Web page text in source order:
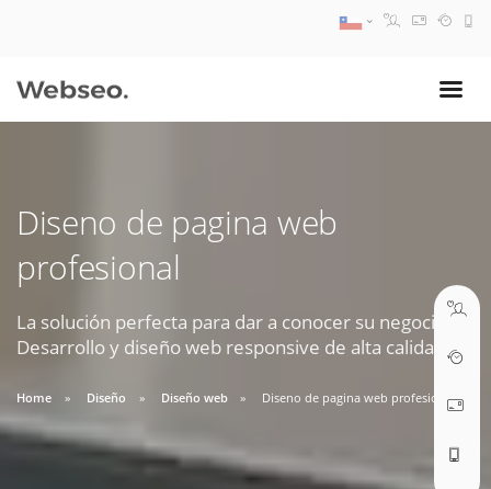
Diseno de pagina web
profesional
La solución perfecta para dar a conocer su negocio.
Desarrollo y diseño web responsive de alta calidad.
Home Diseño Diseño web Diseno de pagina web profesional
09:30 AM A 18:30 PM
soporte@webseo.cl